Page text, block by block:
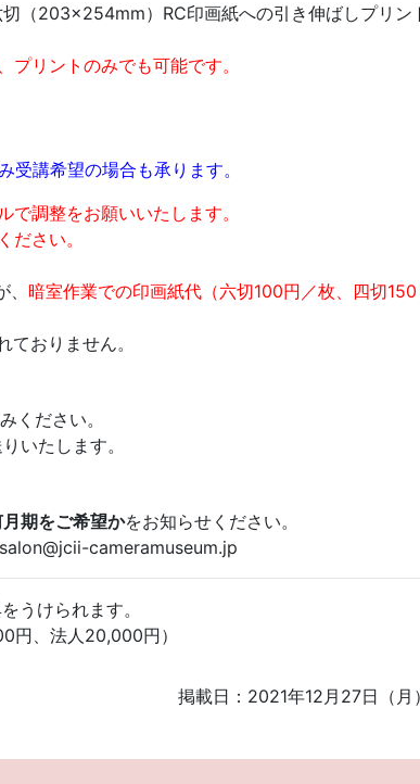
（203×254mm）RC印画紙への引き伸ばしプリン
リントのみでも可能です。
講希望の場合も承ります。
調整をお願いいたします。
さい。
暗室作業での印画紙代（六切100円／枚、四切150
おりません。
ください。
いたします。
期をご希望かをお知らせください。
cameramuseum.jp
うけられます。
、法人20,000円）
掲載日：2021年12月27日（月